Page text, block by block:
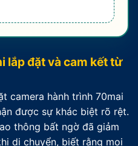
lắp đặt và cam kết từ
camera hành trình 70mai
được sự khác biệt rõ rệt.
thông bất ngờ đã giảm
di chuyển, biết rằng mọi